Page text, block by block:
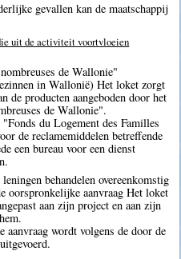
gevallen kan de maatschappij
uit de activiteit voortvloeien
de Wallonie"
in Wallonië) Het loket zorgt
de producten aangeboden door het
de Wallonie".
du Logement des Familles
de reclamemiddelen betreffende
een bureau voor een dienst
behandelen overeenkomstig
oorspronkelijke aanvraag Het loket
aan zijn project en aan zijn
wordt volgens de door de